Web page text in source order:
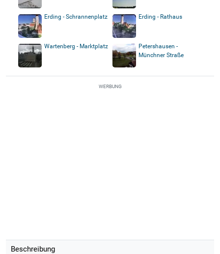
Erding - Schrannenplatz Erding - Rathaus
Wartenberg - Marktplatz
Petershausen -
Münchner Straße
WERBUNG
Beschreibung